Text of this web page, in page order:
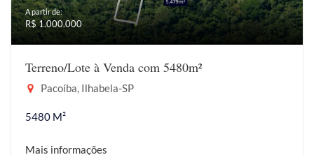
A partir de:
R$ 1.000.000
Terreno/Lote à Venda com 5480m²
Pacoíba, Ilhabela-SP
5480 M²
Mais informações